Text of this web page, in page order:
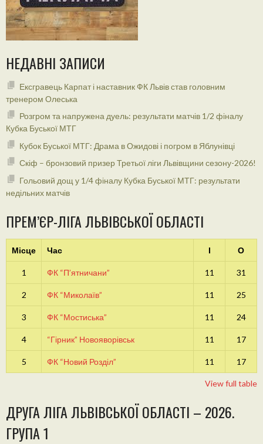
НЕДАВНІ ЗАПИСИ
Ексгравець Карпат і наставник ФК Львів став головним
тренером Олеська
Розгром та напружена дуель: результати матчів 1/2 фіналу
Кубка Буської МТГ
Кубок Буської МТГ: Драма в Ожидові і погром в Яблунівці
Скіф – бронзовий призер Третьої ліги Львівщини сезону-2026!
Гольовий дощ у 1/4 фіналу Кубка Буської МТГ: результати
недільних матчів
ПРЕМ’ЄР-ЛІГА ЛЬВІВСЬКОЇ ОБЛАСТІ
Місце Час І О
1 ФК “П’ятничани” 11 31
2 ФК “Миколаїв” 11 25
3 ФК “Мостиська” 11 24
4 “Гірник” Новояворівськ 11 17
5 ФК “Новий Розділ” 11 17
View full table
ДРУГА ЛІГА ЛЬВІВСЬКОЇ ОБЛАСТІ – 2026.
ГРУПА 1